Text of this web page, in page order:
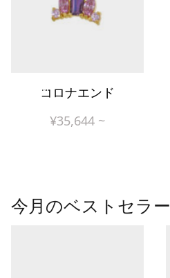
New!コロナエンド
¥35,644 ~
今月のベストセラー